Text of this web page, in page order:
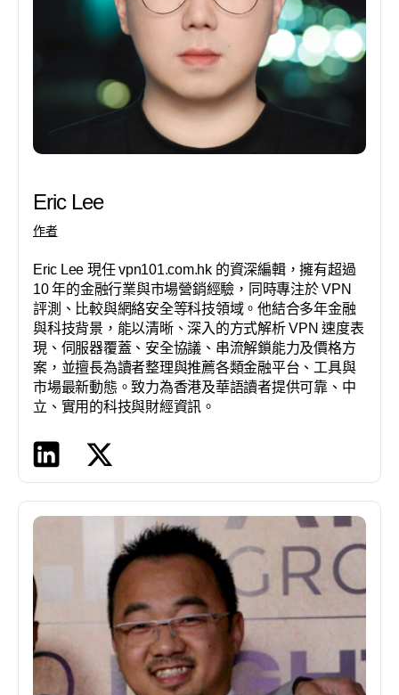
Eric Lee
作者
Eric Lee 現任 vpn101.com.hk 的資深編輯，擁有超過
10 年的金融行業與市場營銷經驗，同時專注於 VPN
評測、比較與網絡安全等科技領域。他結合多年金融
與科技背景，能以清晰、深入的方式解析 VPN 速度表
現、伺服器覆蓋、安全協議、串流解鎖能力及價格方
案，並擅長為讀者整理與推薦各類金融平台、工具與
市場最新動態。致力為香港及華語讀者提供可靠、中
立、實用的科技與財經資訊。